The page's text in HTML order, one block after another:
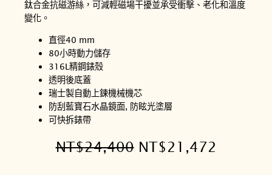
鈦合金抗磁游絲，可減輕磁場干擾並承受衝擊、老化和溫度
變化。
直徑40 mm
80小時動力儲存
316L精鋼錶殼
透明後底蓋
瑞士製自動上鍊機械機芯
防刮藍寶石水晶鏡面, 防眩光塗層
可快拆錶帶
NT$24,400 原
NT$21,472